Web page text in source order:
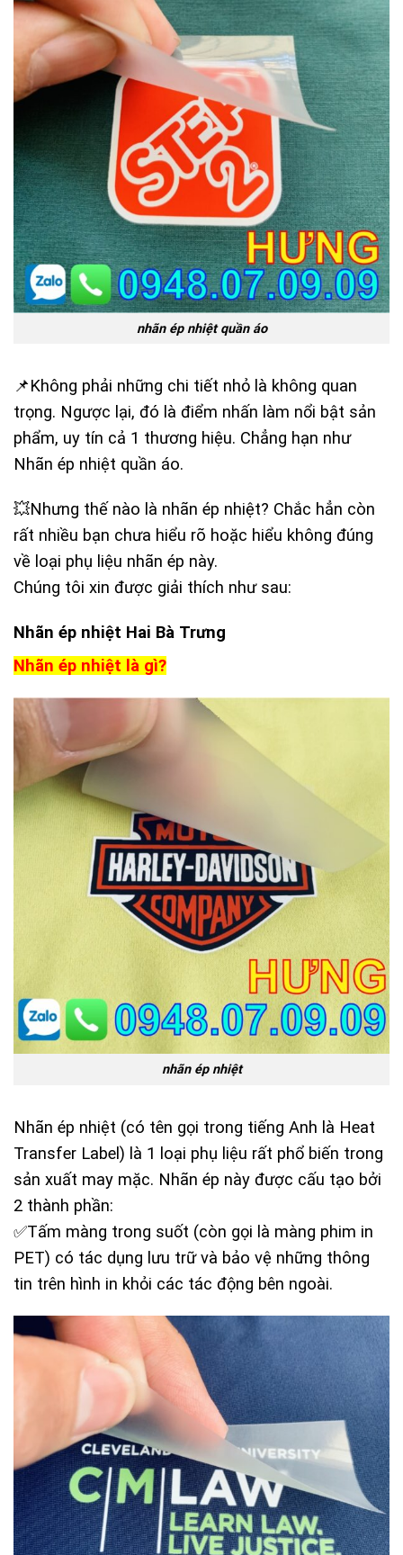
nhãn ép nhiệt quần áo
📌Không phải những chi tiết nhỏ là không quan
trọng. Ngược lại, đó là điểm nhấn làm nổi bật sản
phẩm, uy tín cả 1 thương hiệu. Chẳng hạn như
Nhãn ép nhiệt quần áo.
💥Nhưng thế nào là nhãn ép nhiệt? Chắc hẳn còn
rất nhiều bạn chưa hiểu rõ hoặc hiểu không đúng
về loại phụ liệu nhãn ép này.
Chúng tôi xin được giải thích như sau:
Nhãn ép nhiệt Hai Bà Trưng
Nhãn ép nhiệt là gì?
nhãn ép nhiệt
Nhãn ép nhiệt (có tên gọi trong tiếng Anh là Heat
Transfer Label) là 1 loại phụ liệu rất phổ biến trong
sản xuất may mặc. Nhãn ép này được cấu tạo bởi
2 thành phần:
✅Tấm màng trong suốt (còn gọi là màng phim in
PET) có tác dụng lưu trữ và bảo vệ những thông
tin trên hình in khỏi các tác động bên ngoài.